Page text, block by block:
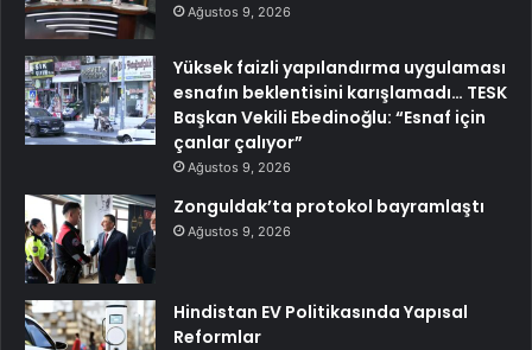
Ağustos 9, 2026
Yüksek faizli yapılandırma uygulaması
esnafın beklentisini karışlamadı… TESK
Başkan Vekili Ebedinoğlu: “Esnaf için
çanlar çalıyor”
Ağustos 9, 2026
Zonguldak’ta protokol bayramlaştı
Ağustos 9, 2026
Hindistan EV Politikasında Yapısal
Reformlar